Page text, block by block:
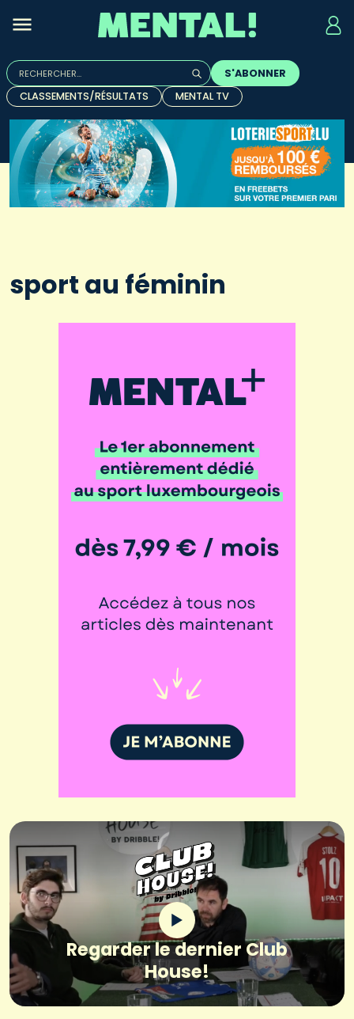
Rechercher :
Quand les résultats de l'auto-complétion sont
S'ABONNER
CLASSEMENTS/RÉSULTATS
MENTAL TV
sport au féminin
Regarder le dernier Club
House!